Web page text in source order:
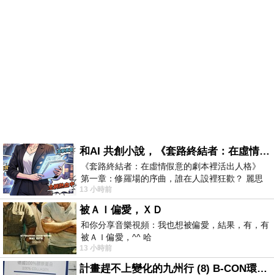
和AI 共創小說，《套路終結者：在虛情假意的劇本裡活出人格》
《套路終結者：在虛情假意的劇本裡活出人格》
第一章：修羅場的序曲，誰在人設裡狂歡？ 麗思
卡爾頓酒店的總統套房內，燈光昏
13 小時前
被ＡＩ偏愛，ＸＤ
和你分享音樂視頻：我也想被偏愛，結果，有，有
被ＡＩ偏愛，^^ 哈
13 小時前
計畫趕不上變化的九州行 (8) B-CON環球塔